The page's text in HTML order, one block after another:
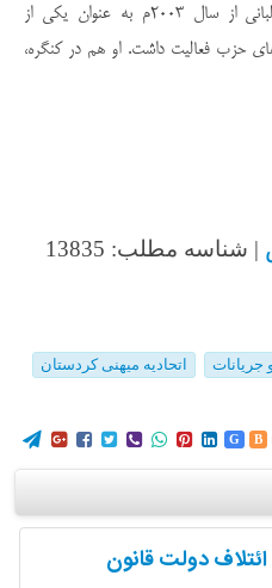
و بافل طالبانی فرزند ارشد جلال طالبانی از سال ۲۰۰۳م به عنوان یکی از
حزب فعالیت داشت. او هم در کنگره،
| شناسه مطلب: 13835
جریانات اتحادیه میهنی کردستان
        G B
دولت قانون